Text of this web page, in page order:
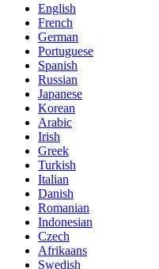
English
French
German
Portuguese
Spanish
Russian
Japanese
Korean
Arabic
Irish
Greek
Turkish
Italian
Danish
Romanian
Indonesian
Czech
Afrikaans
Swedish